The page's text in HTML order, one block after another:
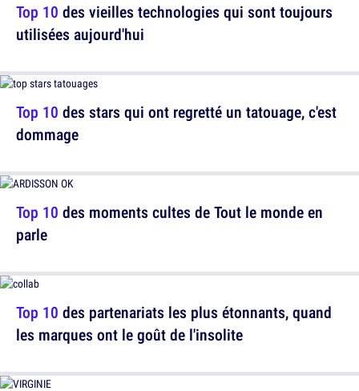
Top 10 des stars qui ont regretté un tatouage, c'est
dommage
Top 10 des partenariats les plus étonnants, quand
les marques ont le goût de l'insolite
Top 10 des vieilles technologies qui sont toujours
utilisées aujourd'hui
Top 10 des moments cultes de Tout le monde en
parle